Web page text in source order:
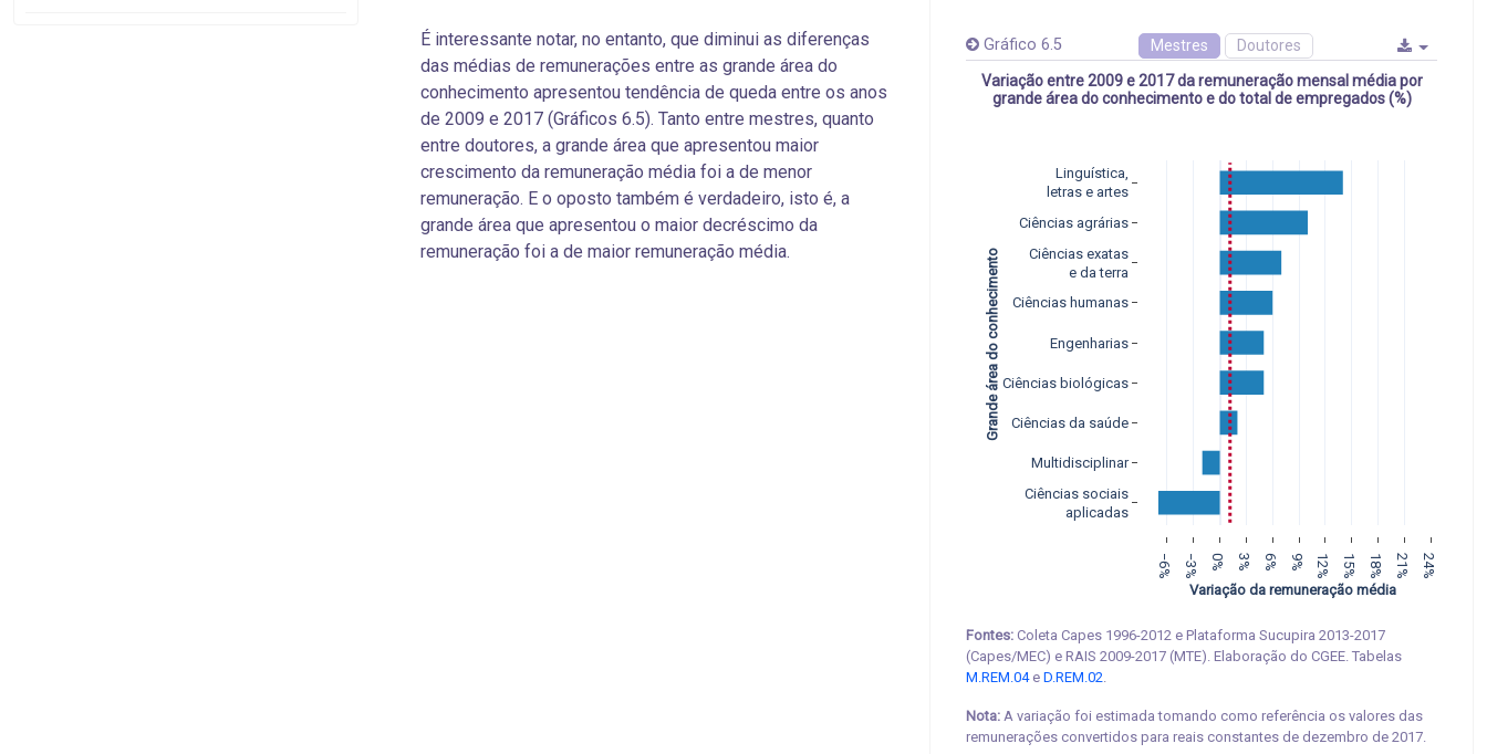
É interessante notar, no entanto, que diminui as diferenças
das médias de remunerações entre as grande área do
conhecimento apresentou tendência de queda entre os anos
de 2009 e 2017 (Gráficos 6.5). Tanto entre mestres, quanto
entre doutores, a grande área que apresentou maior
crescimento da remuneração média foi a de menor
remuneração. E o oposto também é verdadeiro, isto é, a
grande área que apresentou o maior decréscimo da
remuneração foi a de maior remuneração média.
Gráfico 6.5 Mestres Doutores
Variação entre 2009 e 2017 da remuneração mensal média por
grande área do conhecimento e do total de empregados (%)
−6% −3% 0% 3% 6% 9% 12% 15% 18% 21% 24%
Ciências sociais
aplicadas
Multidisciplinar
Ciências da saúde
Ciências biológicas
Engenharias
Ciências humanas
Ciências exatas
e da terra
Ciências agrárias
Linguística,
letras e artes
Variação da remuneração média
Grande área do conhecimento
Fontes: Coleta Capes 1996-2012 e Plataforma Sucupira 2013-2017
(Capes/MEC) e RAIS 2009-2017 (MTE). Elaboração do CGEE. Tabelas
M.REM.04 e D.REM.02.
Nota: A variação foi estimada tomando como referência os valores das
remunerações convertidos para reais constantes de dezembro de 2017.